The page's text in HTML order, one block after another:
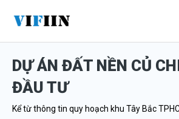
nội
dungDỰ ÁN ĐẤT NỀN CỦ
ĐẦU TƯ
Kể từ thông tin quy hoạch khu Tây Bắc